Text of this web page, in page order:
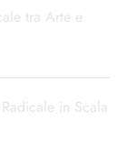
tra Arte e
in Scala